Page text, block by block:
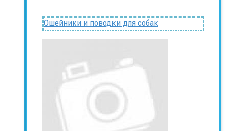
Ошейники и поводки для собак